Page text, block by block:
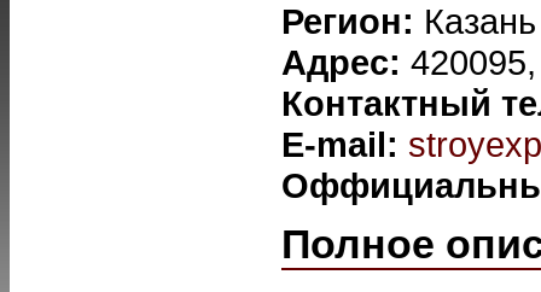
Регион: Казань
Адрес:
Контактный
E-mail:
Полное